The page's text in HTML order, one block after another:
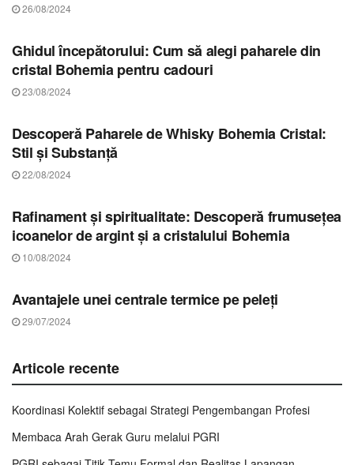
26/08/2024
Ghidul începătorului: Cum să alegi paharele din
cristal Bohemia pentru cadouri
23/08/2024
Descoperă Paharele de Whisky Bohemia Cristal:
Stil și Substanță
22/08/2024
Rafinament și spiritualitate: Descoperă frumusețea
icoanelor de argint și a cristalului Bohemia
10/08/2024
Avantajele unei centrale termice pe peleți
29/07/2024
Articole recente
Koordinasi Kolektif sebagai Strategi Pengembangan Profesi
Membaca Arah Gerak Guru melalui PGRI